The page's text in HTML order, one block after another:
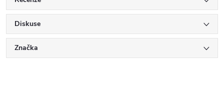
Diskuse
Značka